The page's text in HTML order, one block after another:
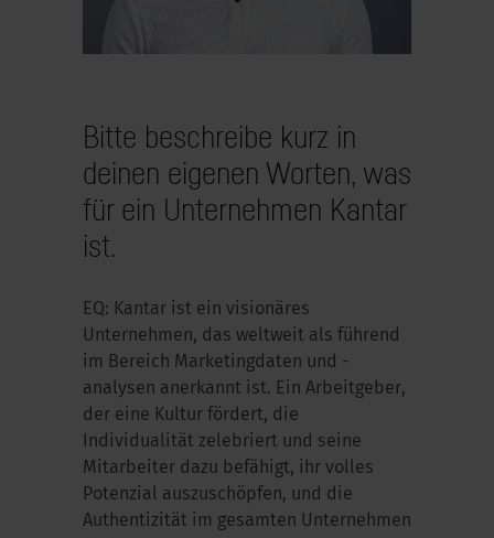
Bitte beschreibe kurz in
deinen eigenen Worten, was
für ein Unternehmen Kantar
ist.
EQ: Kantar ist ein visionäres
Unternehmen, das weltweit als führend
im Bereich Marketingdaten und -
analysen anerkannt ist. Ein Arbeitgeber,
der eine Kultur fördert, die
Individualität zelebriert und seine
Mitarbeiter dazu befähigt, ihr volles
Potenzial auszuschöpfen, und die
Authentizität im gesamten Unternehmen